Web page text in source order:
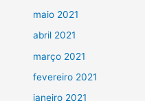
maio 2021
abril 2021
março 2021
fevereiro 2021
janeiro 2021